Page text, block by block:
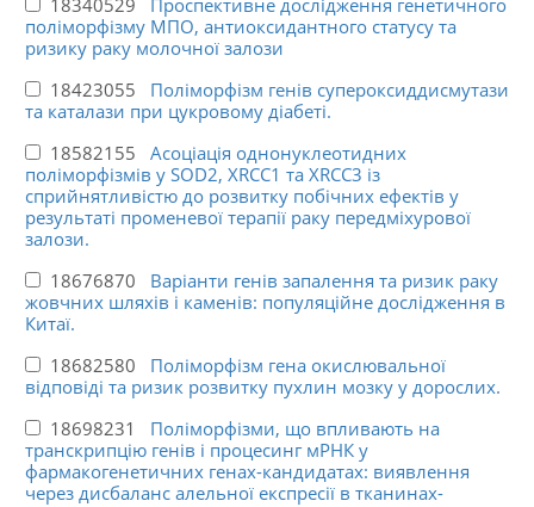
поліморфізму МПО, антиоксидантного статусу та
ризику раку молочної залози
18423055 Поліморфізм генів супероксиддисмутази
та каталази при цукровому діабеті.
18582155 Асоціація однонуклеотидних
поліморфізмів у SOD2, XRCC1 та XRCC3 із
сприйнятливістю до розвитку побічних ефектів у
результаті променевої терапії раку передміхурової
залози.
18676870 Варіанти генів запалення та ризик раку
жовчних шляхів і каменів: популяційне дослідження в
Китаї.
18682580 Поліморфізм гена окислювальної
відповіді та ризик розвитку пухлин мозку у дорослих.
18698231 Поліморфізми, що впливають на
транскрипцію генів і процесинг мРНК у
фармакогенетичних генах-кандидатах: виявлення
через дисбаланс алельної експресії в тканинах-